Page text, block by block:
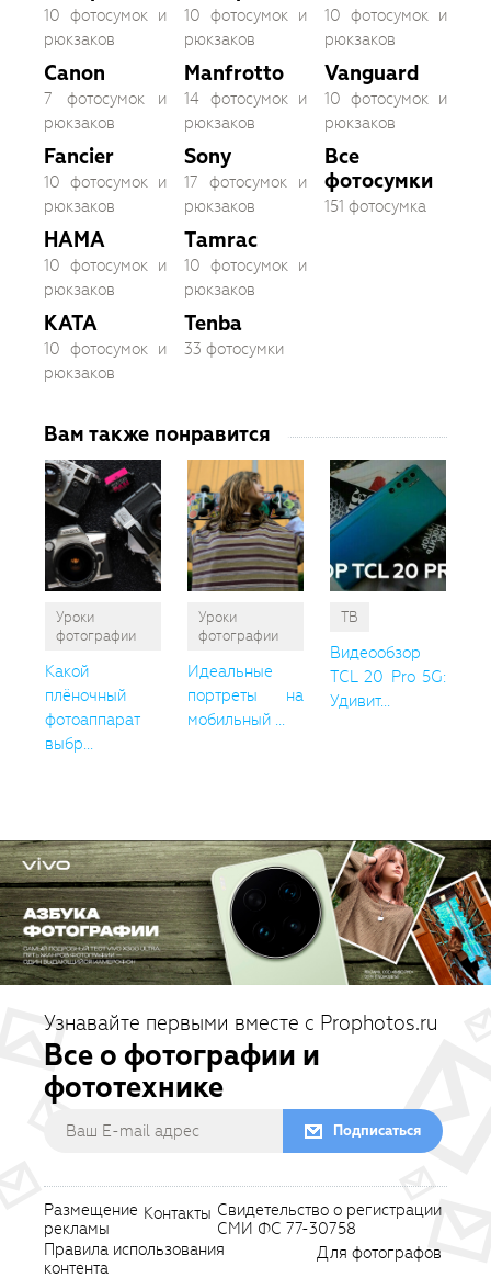
10 фотосумок и
рюкзаков
Canon
7 фотосумок и
рюкзаков
Fancier
10 фотосумок и
рюкзаков
HAMA
10 фотосумок и
рюкзаков
KATA
10 фотосумок и
рюкзаков
10 фотосумок и
рюкзаков
Manfrotto
14 фотосумок и
рюкзаков
Sony
17 фотосумок и
рюкзаков
Tamrac
10 фотосумок и
рюкзаков
Tenba
33 фотосумки
10 фотосумок и
рюкзаков
Vanguard
10 фотосумок и
рюкзаков
Все
фотосумки
151 фотосумка
Вам также понравится
Уроки
фотографии
Какой
плёночный
фотоаппарат
выбр...
Уроки
фотографии
Идеальные
портреты на
мобильный ...
ТВ
Видеообзор
TCL 20 Pro 5G:
Удивит...
Узнавайте первыми вместе с Prophotos.ru
Все о фотографии и
фототехнике
Подписаться
Размещение
рекламы
Контакты Свидетельство о регистрации
СМИ ФС 77-30758
Правила использования
контента
Для фотографов